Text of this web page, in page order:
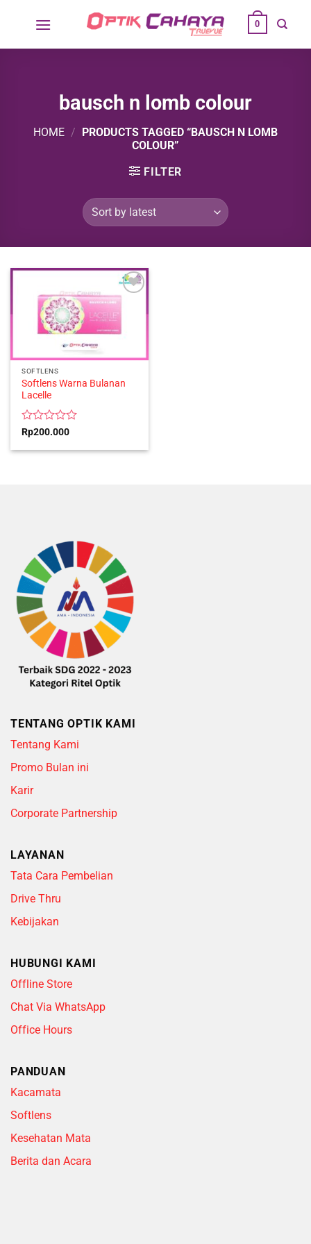
0
bausch n lomb colour
HOME /
PRODUCTS TAGGED “BAUSCH N LOMB
COLOUR”
FILTER
SOFTLENS
Softlens Warna Bulanan
Lacelle
Rated
out
Rp200.000
TENTANG OPTIK KAMI
Tentang Kami
Promo Bulan ini
Karir
Corporate Partnership
LAYANAN
Tata Cara Pembelian
Drive Thru
Kebijakan
HUBUNGI KAMI
Offline Store
Chat Via WhatsApp
Office Hours
PANDUAN
Kacamata
Softlens
Kesehatan Mata
Berita dan Acara